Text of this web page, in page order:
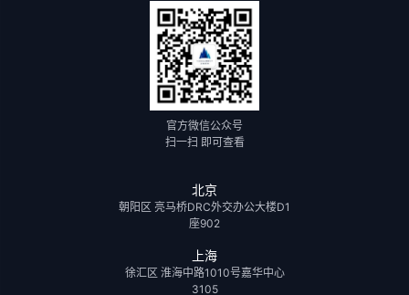
官方微信公众号
扫一扫 即可查看
北京
朝阳区 亮马桥DRC外交办公大楼D1
座902
上海
徐汇区 淮海中路1010号嘉华中心
3105